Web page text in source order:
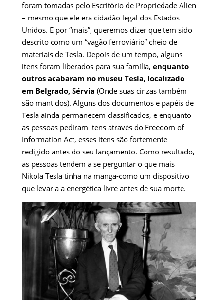
foram tomadas pelo Escritório de Propriedade Alien
– mesmo que ele era cidadão legal dos Estados
Unidos. E por “mais”, queremos dizer que tem sido
descrito como um “vagão ferroviário” cheio de
materiais de Tesla. Depois de um tempo, alguns
itens foram liberados para sua família, enquanto
outros acabaram no museu Tesla, localizado
em Belgrado, Sérvia (Onde suas cinzas também
são mantidos). Alguns dos documentos e papéis de
Tesla ainda permanecem classificados, e enquanto
as pessoas pediram itens através do Freedom of
Information Act, esses itens são fortemente
redigido antes do seu lançamento. Como resultado,
as pessoas tendem a se perguntar o que mais
Nikola Tesla tinha na manga-como um dispositivo
que levaria a energética livre antes de sua morte.